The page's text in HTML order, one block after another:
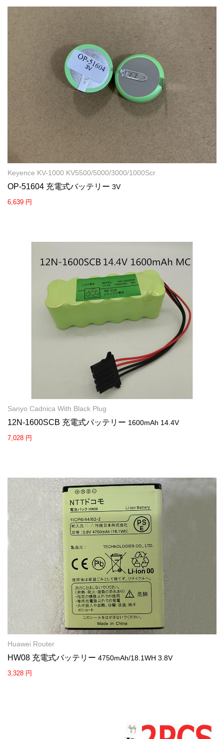
Keyence KV-1000 KV5500/5000/3000/1000Scr
OP-51604 充電式バッテリー 3V
6,639 円
Sanyo Cadnica With Black Plug
12N-1600SCB 充電式バッテリー 1600mAh 14.4V
7,028 円
Huawei Router
HW08 充電式バッテリー 4750mAh/18.1WH 3.8V
3,328 円